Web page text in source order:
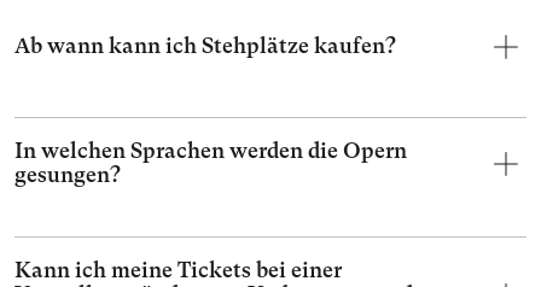
Ab wann kann ich Stehplätze kaufen?
In welchen Sprachen werden die Opern
gesungen?
Kann ich meine Tickets bei einer